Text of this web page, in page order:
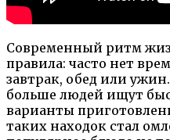
Современный ритм
правила: часто нет
завтрак, обед или
больше людей ищут
варианты
таких находок стал